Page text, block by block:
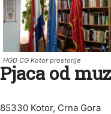
HGD CG Kotor prostorije
Pjaca od
85330 Kotor, Crna Gora